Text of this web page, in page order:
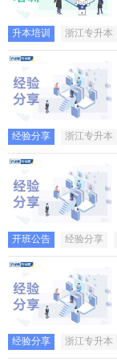
升本培训 浙江专升本
经验分享 浙江专升本
开班公告 经验分享
经验分享 浙江专升本